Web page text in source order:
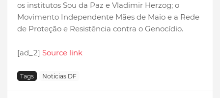
os institutos Sou da Paz e Vladimir Herzog; o
Movimento Independente Mães de Maio e a Rede
de Proteção e Resistência contra o Genocídio.
[ad_2] Source link
Tags Noticias DF